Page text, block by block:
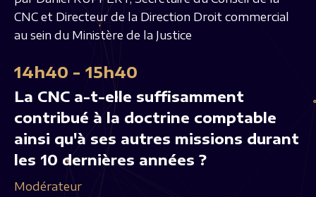
CNC et Directeur de la Direction Droit commercial
au sein du Ministère de la Justice
14h40 - 15h40
La CNC a-t-elle suffisamment
contribué à la doctrine comptable
ainsi qu'à ses autres missions durant
les 10 dernières années ?
Modérateur